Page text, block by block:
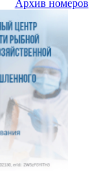
Архив номеров